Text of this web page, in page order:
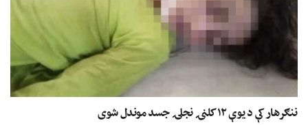
ننګرهار کې د یوې ۱۲ کلنۍ نجلۍ جسد موندل شوی